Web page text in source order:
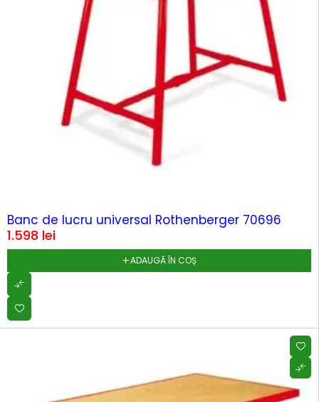
Banc de lucru universal Rothenberger 70696
1.598 lei
ADAUGĂ ÎN COȘ